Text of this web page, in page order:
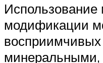
Использование
модификации
восприимчивых
минеральными,